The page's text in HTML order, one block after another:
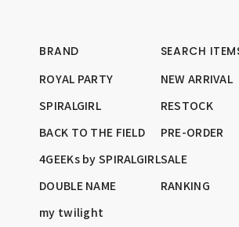
BRAND
ROYAL PARTY
SPIRALGIRL
BACK TO THE FIELD
4GEEKs by SPIRALGIRL
DOUBLE NAME
my twilight
SEARCH
NEW ARRIVAL
RESTOCK
PRE-ORDER
SALE
RANKING